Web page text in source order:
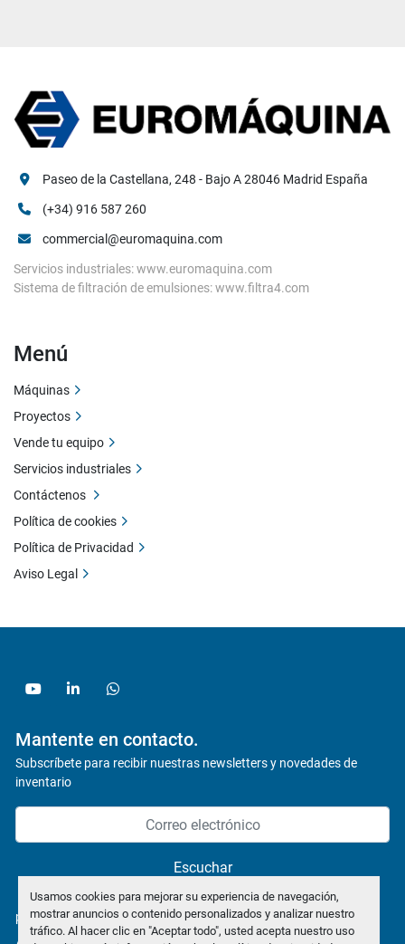
Usamos cookies para mejorar su experiencia de navegación,
mostrar anuncios o contenido personalizados y analizar nuestro
tráfico. Al hacer clic en "Aceptar todo", usted acepta nuestro uso
youtubelinkedinwhatsapp
Mantente en contacto.
Subscríbete para recibir nuestras newsletters y novedades de
inventario
Escuchar
política de privacidad
Paseo de la Castellana, 248 - Bajo A 28046 Madrid España
(+34) 916 587 260
commercial@euromaquina.com
Servicios industriales: www.euromaquina.com
Sistema de filtración de emulsiones: www.filtra4.com
Menú
Máquinas
Proyectos
Vende tu equipo
Servicios industriales
Contáctenos
Política de cookies
Política de Privacidad
Aviso Legal